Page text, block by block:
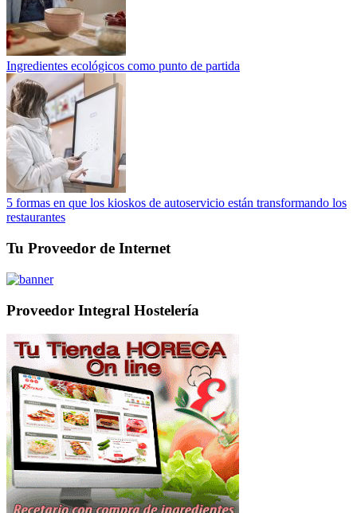
Ingredientes ecológicos como punto de partida
5 formas en que los kioskos de autoservicio están transformando los
restaurantes
Tu Proveedor de Internet
Proveedor Integral Hostelería